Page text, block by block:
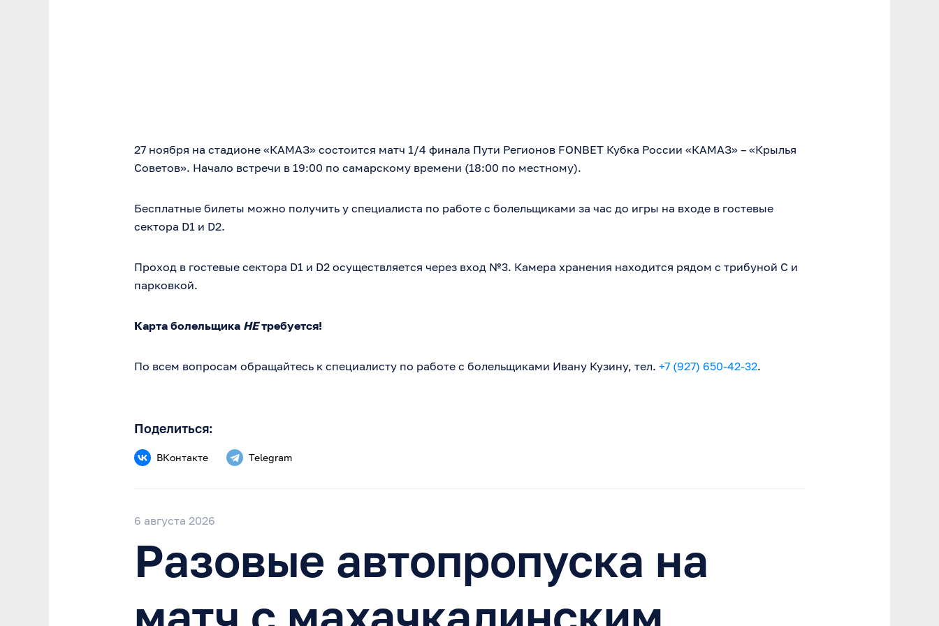
27 ноября на стадионе «КАМАЗ» состоится матч 1/4 финала Пути Регионов FONBET Кубка России «КАМАЗ» – «Крылья
Советов». Начало встречи в 19:00 по самарскому времени (18:00 по местному).
Бесплатные билеты можно получить у специалиста по работе с болельщиками за час до игры на входе в гостевые
сектора D1 и D2.
Проход в гостевые сектора D1 и D2 осуществляется через вход №3. Камера хранения находится рядом с трибуной C и
парковкой.
Карта болельщика НЕтребуется!
По всем вопросам обращайтесь к специалисту по работе с болельщиками Ивану Кузину, тел. +7 (927) 650-42-32.
Поделиться:
ВКонтакте Telegram
6 августа 2026
Разовые автопропуска на